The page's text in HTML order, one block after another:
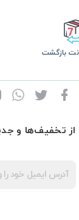
از تخفیف‌ها و